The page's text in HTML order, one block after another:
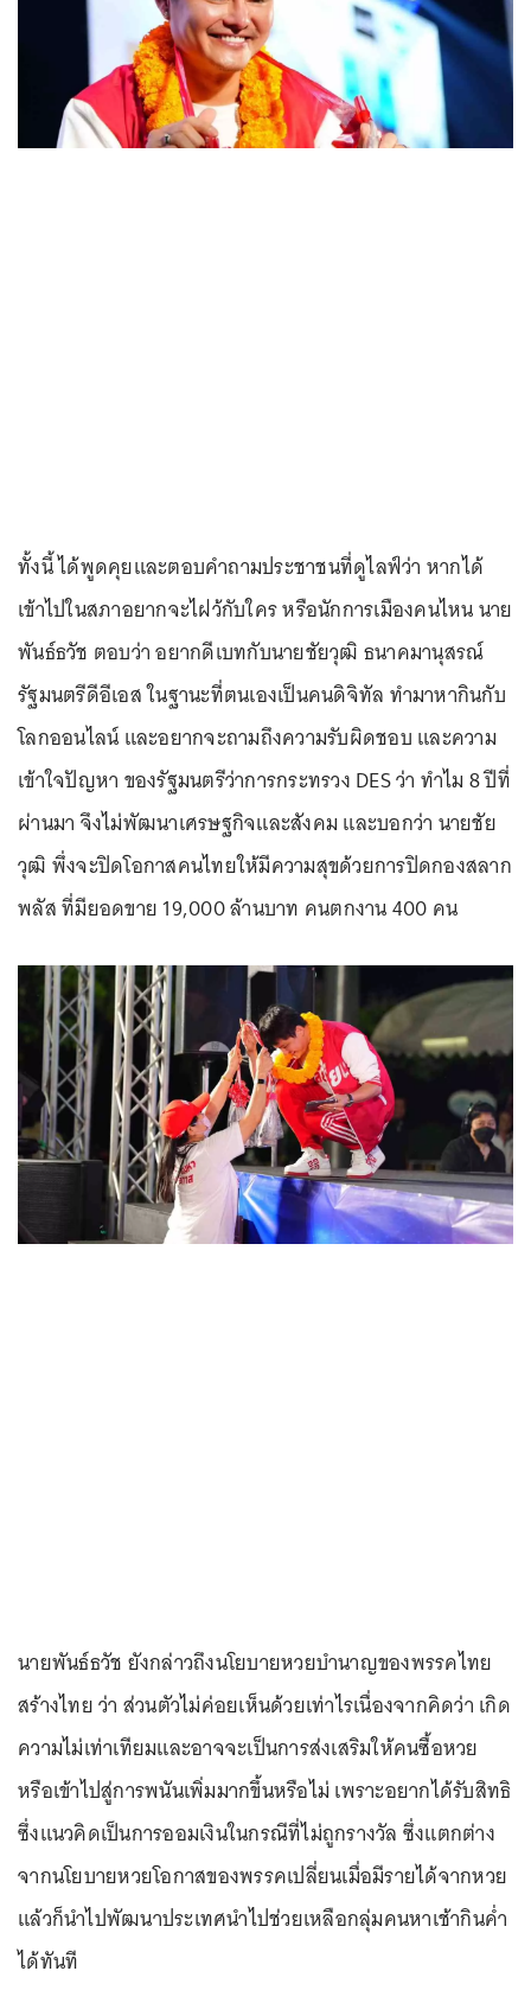
ทั้งนี้ ได้พูดคุยและตอบคำถามประชาชนที่ดูไลฟ์ว่า หากได้
เข้าไปในสภาอยากจะไฝว้กับใคร หรือนักการเมืองคนไหน นาย
พันธ์ธวัช ตอบว่า อยากดีเบทกับนายชัยวุฒิ ธนาคมานุสรณ์
รัฐมนตรีดีอีเอส ในฐานะที่ตนเองเป็นคนดิจิทัล ทำมาหากินกับ
โลกออนไลน์ และอยากจะถามถึงความรับผิดชอบ และความ
เข้าใจปัญหา ของรัฐมนตรีว่าการกระทรวง DES ว่า ทำไม 8 ปีที่
ผ่านมา จึงไม่พัฒนาเศรษฐกิจและสังคม และบอกว่า นายชัย
วุฒิ พึ่งจะปิดโอกาสคนไทยให้มีความสุขด้วยการปิดกองสลาก
พลัส ที่มียอดขาย 19,000 ล้านบาท คนตกงาน 400 คน
นายพันธ์ธวัช ยังกล่าวถึงนโยบายหวยบำนาญของพรรคไทย
สร้างไทย ว่า ส่วนตัวไม่ค่อยเห็นด้วยเท่าไรเนื่องจากคิดว่า เกิด
ความไม่เท่าเทียมและอาจจะเป็นการส่งเสริมให้คนซื้อหวย
หรือเข้าไปสู่การพนันเพิ่มมากขึ้นหรือไม่ เพราะอยากได้รับสิทธิ
ซึ่งแนวคิดเป็นการออมเงินในกรณีที่ไม่ถูกรางวัล ซึ่งแตกต่าง
จากนโยบายหวยโอกาสของพรรคเปลี่ยนเมื่อมีรายได้จากหวย
แล้วก็นำไปพัฒนาประเทศนำไปช่วยเหลือกลุ่มคนหาเช้ากินค่ำ
ได้ทันที